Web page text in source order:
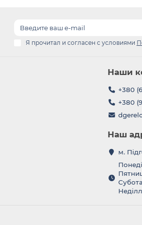
Я прочитал и согласен с условиями
Наши
+380
+380
Наш
м.